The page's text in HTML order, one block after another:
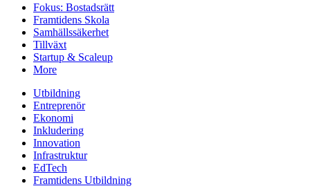
Fokus: Bostadsrätt
Framtidens Skola
Samhällssäkerhet
Tillväxt
Startup & Scaleup
More
Utbildning
Entreprenör
Ekonomi
Inkludering
Innovation
Infrastruktur
EdTech
Framtidens Utbildning